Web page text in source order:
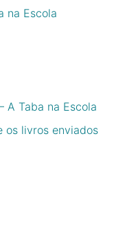
na Escola
A Taba na Escola
os livros enviados